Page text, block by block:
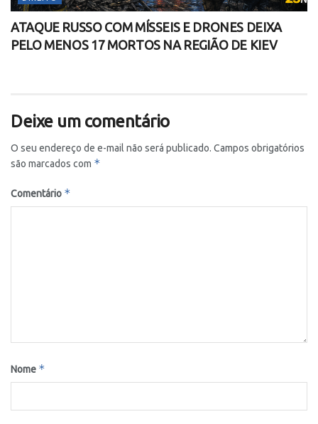
ATAQUE RUSSO COM MÍSSEIS E DRONES DEIXA
PELO MENOS 17 MORTOS NA REGIÃO DE KIEV
Deixe um comentário
O seu endereço de e-mail não será publicado. Campos obrigatórios
são marcados com *
Comentário *
Nome *